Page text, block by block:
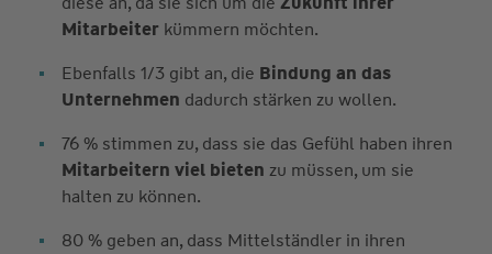
Mitarbeiter kümmern möchten.
Ebenfalls 1/3 gibt an, die Bindung an das
Unternehmen dadurch stärken zu wollen.
76 % stimmen zu, dass sie das Gefühl haben ihren
Mitarbeitern viel bieten zu müssen, um sie
halten zu können.
80 % geben an, dass Mittelständler in ihren